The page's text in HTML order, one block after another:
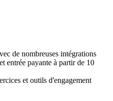
de nombreuses intégrations
entrée payante à partir de 10
et outils d'engagement